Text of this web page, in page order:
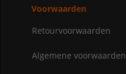
Voorwaarden
Retourvoorwaarden
Algemene voorwaarden